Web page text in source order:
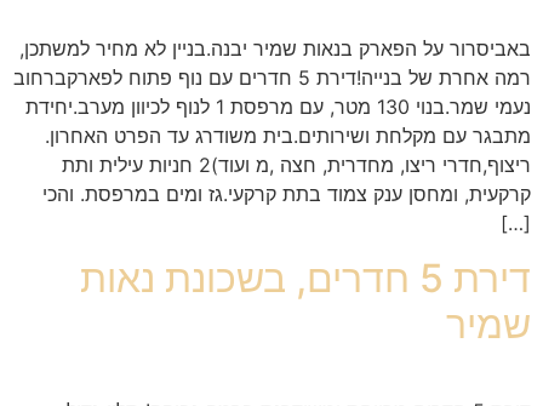
באביסרור על הפארק בנאות שמיר יבנה.בניין לא מחיר למשתכן,
רמה אחרת של בנייה!דירת 5 חדרים עם נוף פתוח לפארקברחוב
נעמי שמר.בנוי 130 מטר, עם מרפסת 1 לנוף לכיוון מערב.יחידת
מתבגר עם מקלחת ושירותים.בית משודרג עד הפרט האחרון.
ריצוף,חדרי ריצו, מחדרית, חצה ,מ ועוד)2 חניות עילית ותת
קרקעית, ומחסן ענק צמוד בתת קרקעי.גז ומים במרפסת. והכי
[…]
דירת 5 חדרים, בשכונת נאות
שמיר